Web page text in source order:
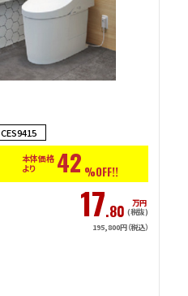
CES9415
本体価格
より
42 %OFF!!
17.80 万円
(税抜)
195,800円（税込）